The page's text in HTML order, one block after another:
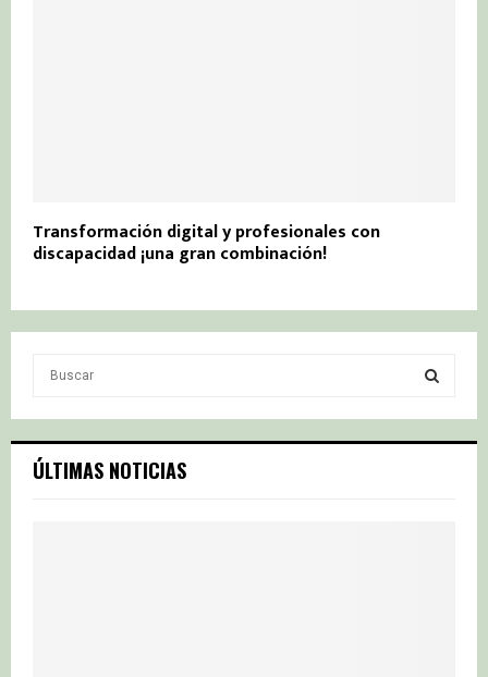
Transformación digital y profesionales con
discapacidad ¡una gran combinación!
c
h
S
ÚLTIMAS NOTICIAS